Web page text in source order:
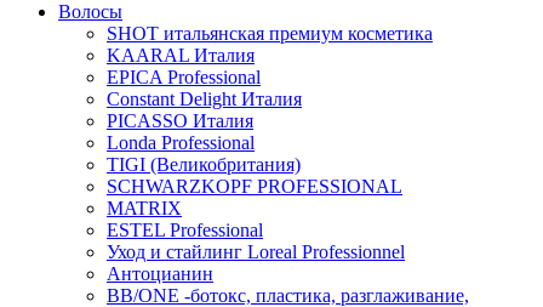
Волосы
SHOT итальянская премиум косметика
KAARAL Италия
EPICA Professional
Constant Delight Италия
PICASSO Италия
Londa Professional
TIGI (Великобритания)
SCHWARZKOPF PROFESSIONAL
MATRIX
ESTEL Professional
Уход и стайлинг Loreal Professionnel
Антоцианин
BB/ONE -ботокс, пластика, разглаживание,